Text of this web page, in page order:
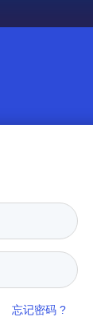
忘记密码 ?